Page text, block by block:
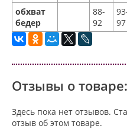
обхват
бедер
88-
92
97
Отзывы о товаре:
Здесь пока нет отзывов.
отзыв об этом товаре.